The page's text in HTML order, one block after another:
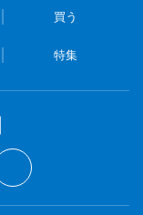
買う
特集